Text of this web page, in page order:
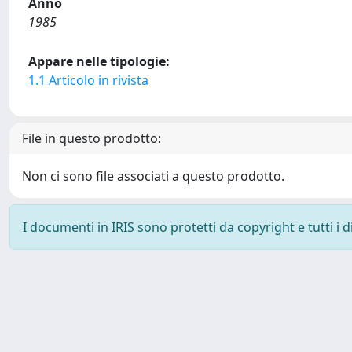
1985
Appare nelle tipologie:
1.1 Articolo in rivista
File in questo prodotto:
Non ci sono file associati a questo prodotto.
I documenti in IRIS sono protetti da copyright e tutti i